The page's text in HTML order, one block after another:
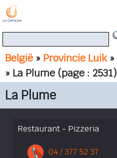
België » Provincie Luik»
» La Plume (page : 2531)
La Plume
Restaurant - Pizzeria
04 / 377 52 37